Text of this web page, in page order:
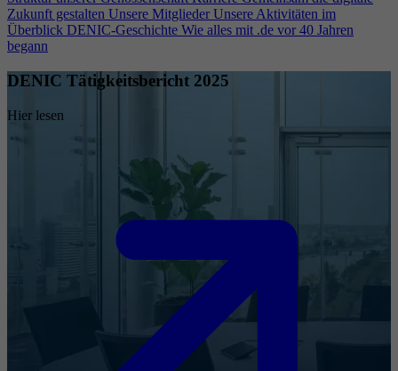
Zukunft gestalten Unsere Mitglieder Unsere Aktivitäten im
Überblick DENIC-Geschichte Wie alles mit .de vor 40 Jahren
begann
DENIC Tätigkeitsbericht 2025
Hier lesen